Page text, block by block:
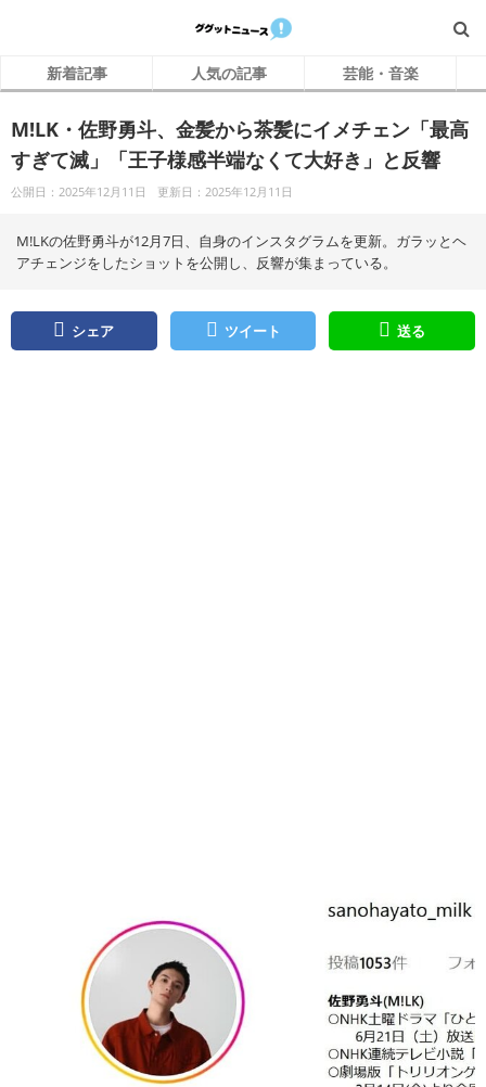
新着記事 人気の記事 芸能・音楽
M!LK・佐野勇斗、金髪から茶髪にイメチェン「最高
すぎて滅」「王子様感半端なくて大好き」と反響
公開日：2025年12月11日 更新日：2025年12月11日
M!LKの佐野勇斗が12月7日、自身のインスタグラムを更新。ガラッとヘ
アチェンジをしたショットを公開し、反響が集まっている。
シェア ツイート 送る